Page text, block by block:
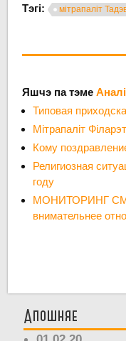
Тэгі:
мітрапаліт
Яшчэ па тэме
Типовая
Мітрапаліт
Кому
Религиозная
году
МОНИТОРИНГ СМИ:
внимательнее
Апошняе